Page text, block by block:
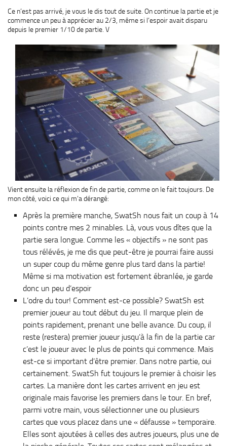
Ce n’est pas arrivé, je vous le dis tout de suite. On continue la partie et je
commence un peu à apprécier au 2/3, même si l’espoir avait disparu
depuis le premier 1/10 de partie. V
Vient ensuite la réflexion de fin de partie, comme on le fait toujours. De
mon côté, voici ce qui m’a dérangé:
Après la première manche, SwatSh nous fait un coup à 14
points contre mes 2 minables. Là, vous vous dîtes que la
partie sera longue. Comme les « objectifs » ne sont pas
tous rélévés, je me dis que peut-être je pourrai faire aussi
un super coup du même genre plus tard dans la partie!
Même si ma motivation est fortement ébranlée, je garde
donc un peu d’espoir
L’odre du tour! Comment est-ce possible? SwatSh est
premier joueur au tout début du jeu. Il marque plein de
points rapidement, prenant une belle avance. Du coup, il
reste (restera) premier joueur jusqu’à la fin de la partie car
c’est le joueur avec le plus de points qui commence. Mais
est-ce si important d’être premier. Dans notre partie, oui
certainement. SwatSh fut toujours le premier à choisir les
cartes. La manière dont les cartes arrivent en jeu est
originale mais favorise les premiers dans le tour. En bref,
parmi votre main, vous sélectionner une ou plusieurs
cartes que vous placez dans une « défausse » temporaire.
Elles sont ajoutées à celles des autres joueurs, plus une de